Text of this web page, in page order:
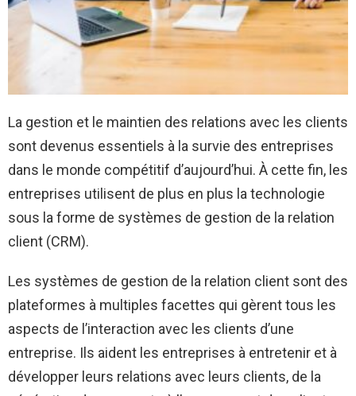
La gestion et le maintien des relations avec les clients
sont devenus essentiels à la survie des entreprises
dans le monde compétitif d’aujourd’hui. À cette fin, les
entreprises utilisent de plus en plus la technologie
sous la forme de systèmes de gestion de la relation
client (CRM).
Les systèmes de gestion de la relation client sont des
plateformes à multiples facettes qui gèrent tous les
aspects de l’interaction avec les clients d’une
entreprise. Ils aident les entreprises à entretenir et à
développer leurs relations avec leurs clients, de la